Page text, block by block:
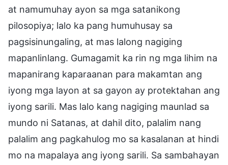
at namumuhay ayon sa mga satanikong
pilosopiya; lalo ka pang humuhusay sa
pagsisinungaling, at mas lalong nagiging
mapanlinlang. Gumagamit ka rin ng mga lihim na
mapanirang kaparaanan para makamtan ang
iyong mga layon at sa gayon ay protektahan ang
iyong sarili. Mas lalo kang nagiging maunlad sa
mundo ni Satanas, at dahil dito, palalim nang
palalim ang pagkahulog mo sa kasalanan at hindi
mo na mapalaya ang iyong sarili. Sa sambahayan